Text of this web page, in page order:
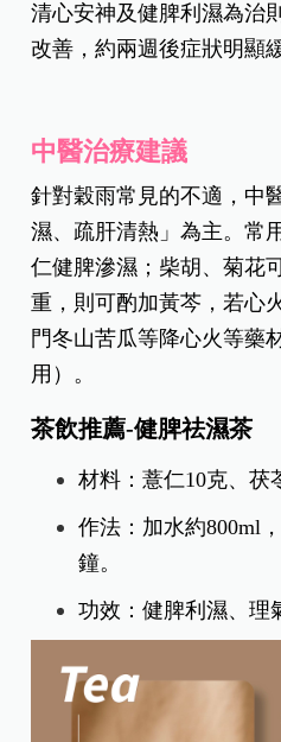
清心安神及健脾利濕為治
改善，約兩週後症狀明顯
中醫治療建議
針對穀雨常見的不適，中
濕、疏肝清熱」為主。常
仁健脾滲濕；柴胡、菊花
重，則可酌加黃芩，若心
門冬山苦瓜等降心火等藥
用）。
茶飲推薦-健脾祛濕茶
材料：薏仁10克、茯
作法：加水約800ml
鐘。
功效：健脾利濕、理